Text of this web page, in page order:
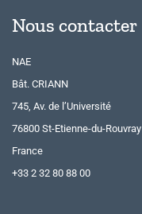
Nous contacter
NAE
Bât. CRIANN
745, Av. de l’Université
76800 St-Etienne-du-Rouvray
France
+33 2 32 80 88 00